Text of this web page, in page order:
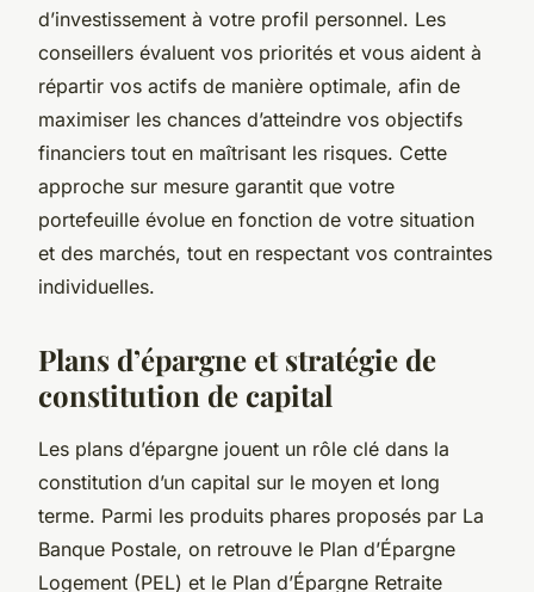
d’investissement à votre profil personnel. Les
conseillers évaluent vos priorités et vous aident à
répartir vos actifs de manière optimale, afin de
maximiser les chances d’atteindre vos objectifs
financiers tout en maîtrisant les risques. Cette
approche sur mesure garantit que votre
portefeuille évolue en fonction de votre situation
et des marchés, tout en respectant vos contraintes
individuelles.
Plans d’épargne et stratégie de
constitution de capital
Les plans d’épargne jouent un rôle clé dans la
constitution d’un capital sur le moyen et long
terme. Parmi les produits phares proposés par La
Banque Postale, on retrouve le Plan d’Épargne
Logement (PEL) et le Plan d’Épargne Retraite